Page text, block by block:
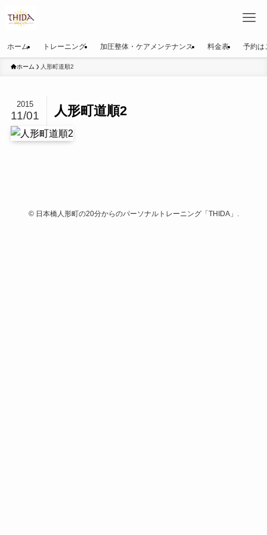
ホーム トレーニング 加圧整体・ケアメンテナンス 料金表 予約は
ホーム 人形町道順2
人形町道順2
2015
11/01
©日本橋人形町の20分からのパーソナルトレーニング「THIDA」.